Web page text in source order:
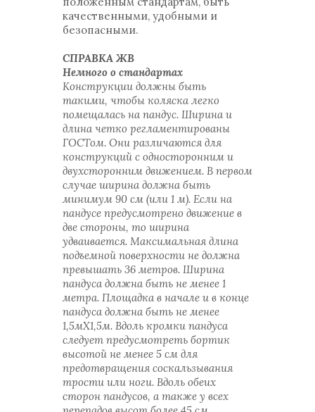
качественными, удобными и
безопасными.
СПРАВКА ЖВ
Немного о стандартах
Конструкции должны быть
такими, чтобы коляска легко
помещалась на пандус. Ширина и
длина четко регламентированы
ГОСТом. Они различаются для
конструкций с односторонним и
двухсторонним движением. В первом
случае ширина должна быть
минимум 90 см (или 1 м). Если на
пандусе предусмотрено движение в
две стороны, то ширина
удваивается. Максимальная длина
подъемной поверхности не должна
превышать 36 метров. Ширина
пандуса должна быть не менее 1
метра. Площадка в начале и в конце
пандуса должна быть не менее
1,5мХ1,5м. Вдоль кромки пандуса
следует предусмотреть бортик
высотой не менее 5 см для
предотвращения соскальзывания
трости или ноги. Вдоль обеих
сторон пандусов, а также у всех